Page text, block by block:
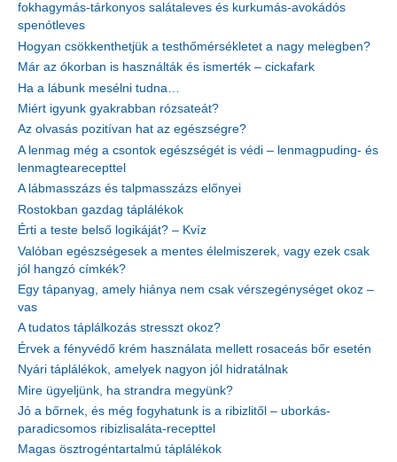
fokhagymás-tárkonyos salátaleves és kurkumás-avokádós
spenótleves
Hogyan csökkenthetjük a testhőmérsékletet a nagy melegben?
Már az ókorban is használták és ismerték – cickafark
Ha a lábunk mesélni tudna…
Miért igyunk gyakrabban rózsateát?
Az olvasás pozitívan hat az egészségre?
A lenmag még a csontok egészségét is védi – lenmagpuding- és
lenmagtearecepttel
A lábmasszázs és talpmasszázs előnyei
Rostokban gazdag táplálékok
Érti a teste belső logikáját? – Kvíz
Valóban egészségesek a mentes élelmiszerek, vagy ezek csak
jól hangzó címkék?
Egy tápanyag, amely hiánya nem csak vérszegénységet okoz –
vas
A tudatos táplálkozás stresszt okoz?
Érvek a fényvédő krém használata mellett rosaceás bőr esetén
Nyári táplálékok, amelyek nagyon jól hidratálnak
Mire ügyeljünk, ha strandra megyünk?
Jó a bőrnek, és még fogyhatunk is a ribizlitől – uborkás-
paradicsomos ribizlisaláta-recepttel
Magas ösztrogéntartalmú táplálékok